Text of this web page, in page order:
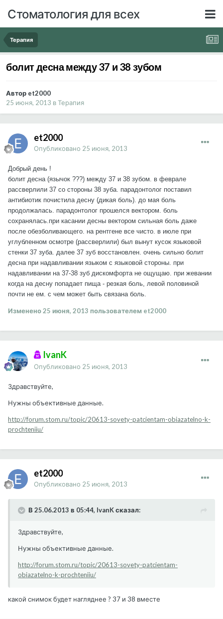
Стоматология для всех
Терапия
болит десна между 37 и 38 зубом
Автор et2000
25 июня, 2013 вТерапия
et2000
Опубликовано 25 июня, 2013
Добрый день !
болит десна (язычок ???) между 37 и 38 зубом. в феврале
рассверлили 37 со стороны 38 зуба. парадонтолог поставил
антибиотик почистила десну (дикая боль). до мая боль
продолжалась. парадонтолог прошелся вектором. боль
сохранялась.при касании десны вектором сильная боль даже
после обезболивающего. на рентгене все чисто. в июле при
углубленном осмотре (рассверлили) был вынут кусок языковой
стенки 37 зуба. далее 37 зуб восстановлен. очень сильно болит
десна при надавливании языком с языковой стороны. при
надавливании на 37-38 зуб дискомфорта не ощущаю. при жевании
когда на десну попадает пища - резкая боль, левой половиной
почти не ем. с чем может быть связана боль.
Изменено25 июня, 2013 пользователем et2000
IvanK
Опубликовано 25 июня, 2013
Здравствуйте,
Нужны объективные данные.
http://forum.stom.ru/topic/20613-sovety-patcientam-obiazatelno-k-
prochteniiu/
et2000
Опубликовано 25 июня, 2013
В 25.06.2013 в 05:44, IvanK сказал:
Здравствуйте,
Нужны объективные данные.
http://forum.stom.ru/topic/20613-sovety-patcientam-
obiazatelno-k-prochteniiu/
какой снимок будет нагляднее ? 37 и 38 вместе